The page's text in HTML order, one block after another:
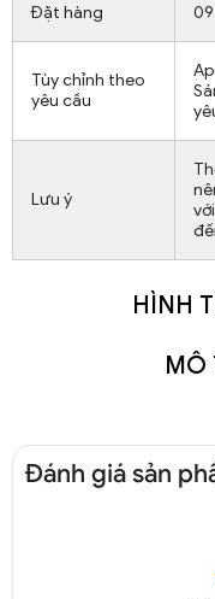
Đặt hàng 09
Tùy chỉnh theo
yêu cầu
Lưu ý
HÌNH
MÔ
Đánh giá sản